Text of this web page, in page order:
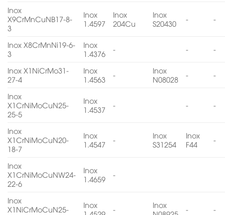
Inox
X9CrMnCuNB17-8-
3
Inox
1.4597
Inox
204Cu
Inox
S20430
- -
Inox X8CrMnNi19-6-
3
Inox
1.4376
- - -
Inox X1NiCrMo31-
27-4
Inox
1.4563
-
Inox
N08028
- -
Inox
X1CrNiMoCuN25-
25-5
Inox
1.4537
- - -
Inox
X1CrNiMoCuN20-
18-7
Inox
1.4547
-
Inox
S31254
Inox
F44
-
Inox
X1CrNiMoCuNW24-
22-6
Inox
1.4659
-
Inox
X1NiCrMoCuN25-
Inox
-
Inox
- -